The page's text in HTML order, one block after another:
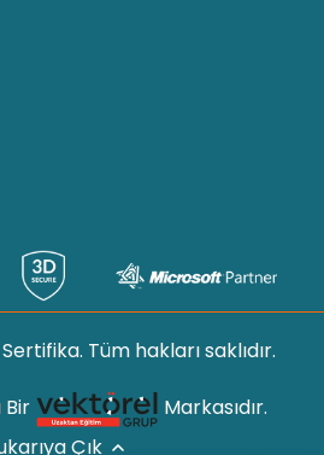
Tüm hakları saklıdır.
Markasıdır.
Çık